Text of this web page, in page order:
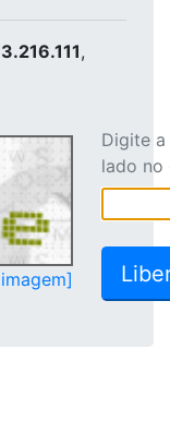
,
Digite
lado no